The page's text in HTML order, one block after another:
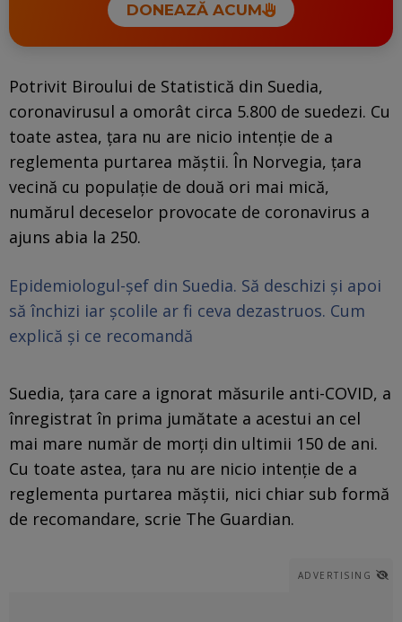
DONEAZĂ ACUM
Potrivit Biroului de Statistică din Suedia,
coronavirusul a omorât circa 5.800 de suedezi. Cu
toate astea, ţara nu are nicio intenţie de a
reglementa purtarea măştii. În Norvegia, ţara
vecină cu populaţie de două ori mai mică,
numărul deceselor provocate de coronavirus a
ajuns abia la 250.
Epidemiologul-șef din Suedia. Să deschizi și apoi
să închizi iar școlile ar fi ceva dezastruos. Cum
explică și ce recomandă
Suedia, ţara care a ignorat măsurile anti-COVID, a
înregistrat în prima jumătate a acestui an cel
mai mare număr de morţi din ultimii 150 de ani.
Cu toate astea, ţara nu are nicio intenţie de a
reglementa purtarea măştii, nici chiar sub formă
de recomandare, scrie The Guardian.
ADVERTISING